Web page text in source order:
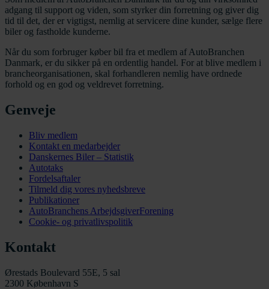
adgang til support og viden, som styrker din forretning og giver dig
tid til det, der er vigtigst, nemlig at servicere dine kunder, sælge flere
biler og fastholde kunderne.
Når du som forbruger køber bil fra et medlem af AutoBranchen
Danmark, er du sikker på en ordentlig handel. For at blive medlem i
brancheorganisationen, skal forhandleren nemlig have ordnede
forhold og en god og veldrevet forretning.
Genveje
Bliv medlem
Kontakt en medarbejder
Danskernes Biler – Statistik
Autotaks
Fordelsaftaler
Tilmeld dig vores nyhedsbreve
Publikationer
AutoBranchens ArbejdsgiverForening
Cookie- og privatlivspolitik
Kontakt
Ørestads Boulevard 55E, 5 sal
2300 København S